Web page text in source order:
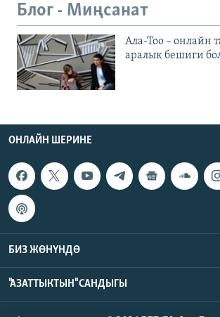
Блог - Миңсанат
Ала-Тоо – онлайн
аралык бешиги
ОНЛАЙН ШЕРИНЕ
БИЗ ЖӨНҮНДӨ
"АЗАТТЫКТЫН" САНДЫГЫ